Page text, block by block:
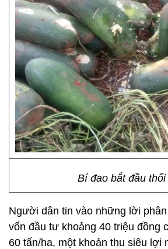
Bí đao bắt đầu
Người dân tin vào những lời
vốn đầu tư khoảng 40 triệu đồng
60 tấn/ha, một khoản thu siêu lợi